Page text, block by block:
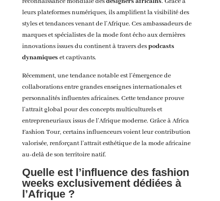
leurs plateformes numériques, ils amplifient la visibilité des
styles et tendances venant de l’Afrique. Ces ambassadeurs de
marques et spécialistes de la mode font écho aux dernières
innovations issues du continent à travers despodcasts
dynamiqueset captivants.
Récemment, une tendance notable est l’émergence de
collaborations entre grandes enseignes internationales et
personnalités influentes africaines. Cette tendance prouve
l’attrait global pour des concepts multiculturels et
entrepreneuriaux issus de l’Afrique moderne. Grâce à Africa
Fashion Tour, certains influenceurs voient leur contribution
valorisée, renforçant l’attrait esthétique de la mode africaine
au-delà de son territoire natif.
Quelle est l’influence des fashion
weeks exclusivement dédiées à
l’Afrique ?